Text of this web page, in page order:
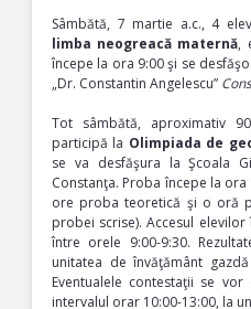
Sâmbătă, 7 martie a.c., 4
limba neogreacă maternă,
începe la ora 9:00 şi se
„Dr. Constantin Angelescu”
Tot sâmbătă, aproximativ
participă la Olimpiada de
se va desfăşura la Şcoala
Constanţa. Proba începe la
ore proba teoretică şi o oră
probei scrise). Accesul
între orele 9:00-9:30.
unitatea de învăţământ
Eventualele contestaţii se
intervalul orar 10:00-13:00, la